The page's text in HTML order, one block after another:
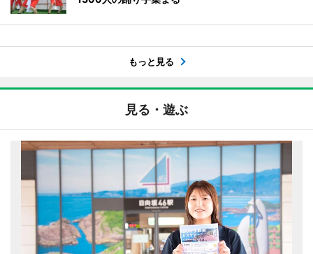
もっと見る
見る・遊ぶ